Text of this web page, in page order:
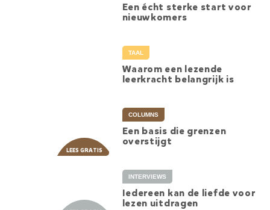
Een écht sterke start voor
nieuwkomers
TAAL
Waarom een lezende
leerkracht belangrijk is
COLUMNS
Een basis die grenzen
overstijgt
INTERVIEWS
Iedereen kan de liefde voor
lezen uitdragen